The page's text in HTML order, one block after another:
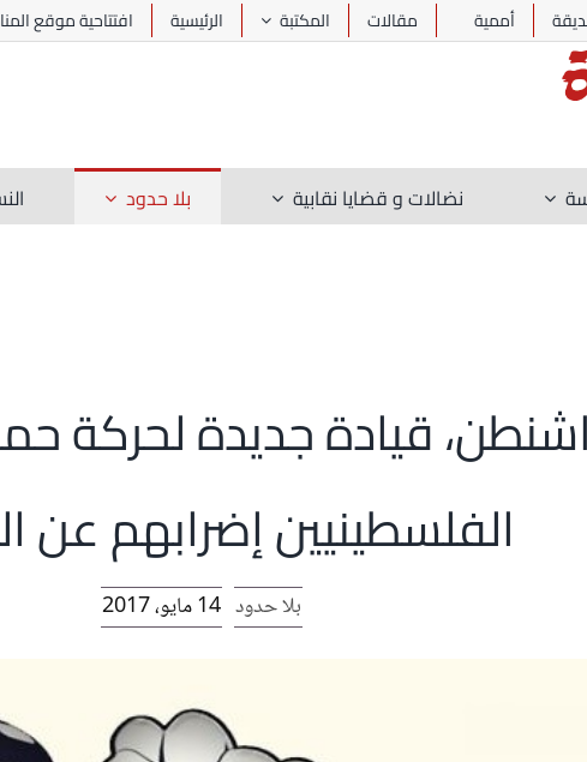
أممية مقالات المكتبة الرئيسية افتتاحية موقع
نضالات و قضايا نقابية بلا حدود
قيادة جديدة لحركة
الفلسطينيين إضرابهم عن
بلا حدود 14 مايو، 2017